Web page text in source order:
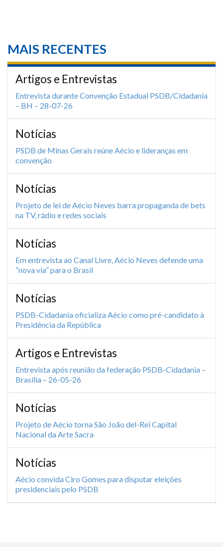
MAIS RECENTES
Artigos e Entrevistas
Entrevista durante Convenção Estadual PSDB/Cidadania
– BH – 28-07-26
Notícias
PSDB de Minas Gerais reúne Aécio e lideranças em
convenção
Notícias
Projeto de lei de Aécio Neves barra propaganda de bets
na TV, rádio e redes sociais
Notícias
Em entrevista ao Canal Livre, Aécio Neves defende uma
“nova via” para o Brasil
Notícias
PSDB-Cidadania oficializa Aécio como pré-candidato à
Presidência da República
Artigos e Entrevistas
Entrevista após reunião da federação PSDB-Cidadania –
Brasília – 26-05-26
Notícias
Projeto de Aécio torna São João del-Rei Capital
Nacional da Arte Sacra
Notícias
Aécio convida Ciro Gomes para disputar eleições
presidenciais pelo PSDB